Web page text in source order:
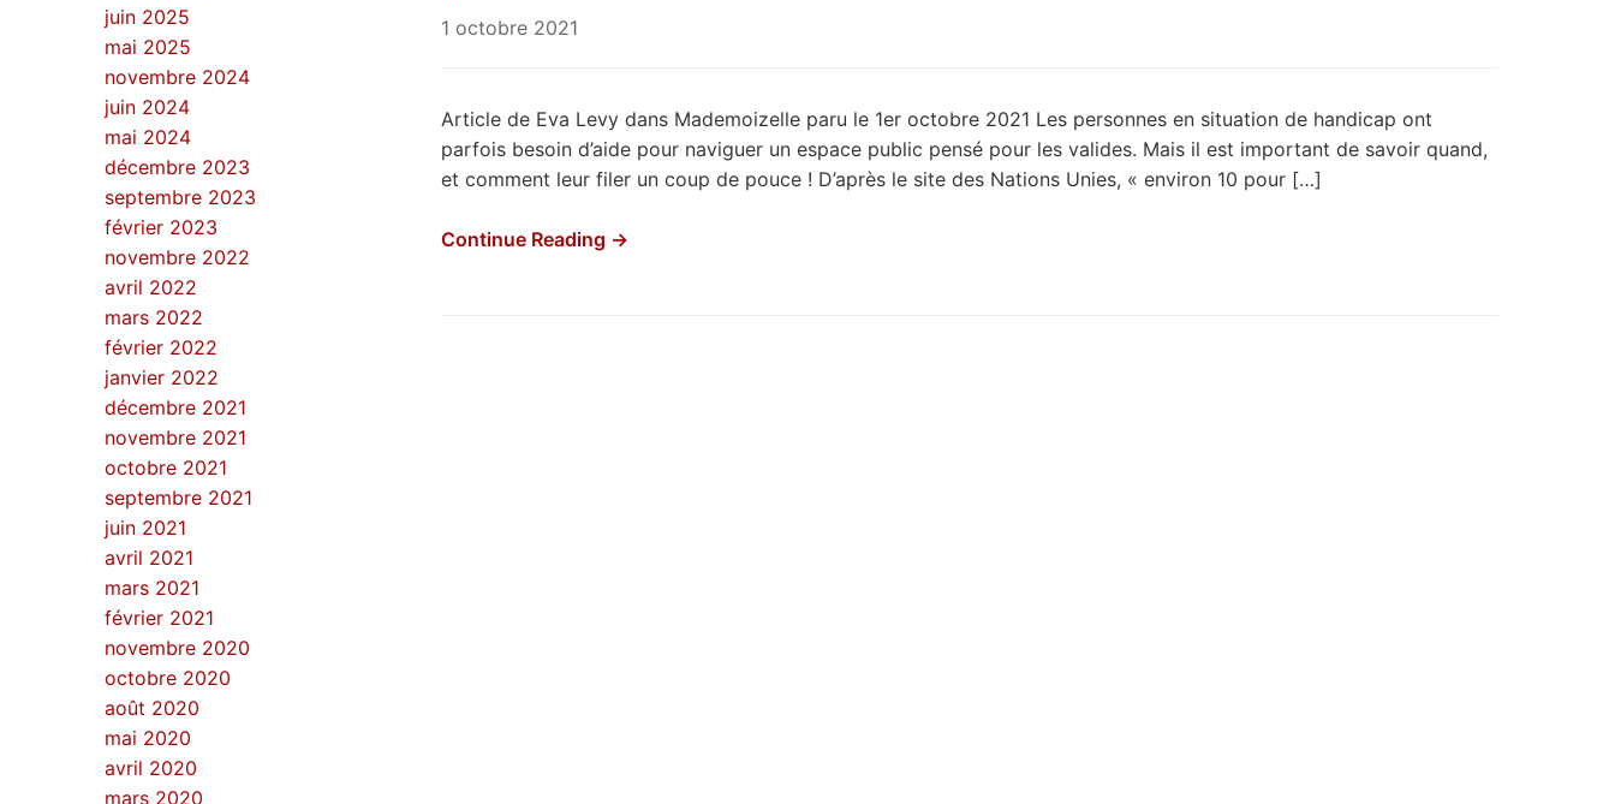
juin 2025
mai 2025
novembre 2024
juin 2024
mai 2024
décembre 2023
septembre 2023
février 2023
novembre 2022
avril 2022
mars 2022
février 2022
janvier 2022
décembre 2021
novembre 2021
octobre 2021
septembre 2021
juin 2021
avril 2021
mars 2021
février 2021
novembre 2020
octobre 2020
août 2020
mai 2020
avril 2020
mars 2020
1 octobre 2021
Article de Eva Levy dans Mademoizelle paru le 1er octobre 2021 Les personnes en situation de handicap ont
parfois besoin d’aide pour naviguer un espace public pensé pour les valides. Mais il est important de savoir quand,
et comment leur filer un coup de pouce ! D’après le site des Nations Unies, « environ 10 pour […]
Continue Reading →